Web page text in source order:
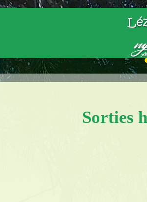
Sorties